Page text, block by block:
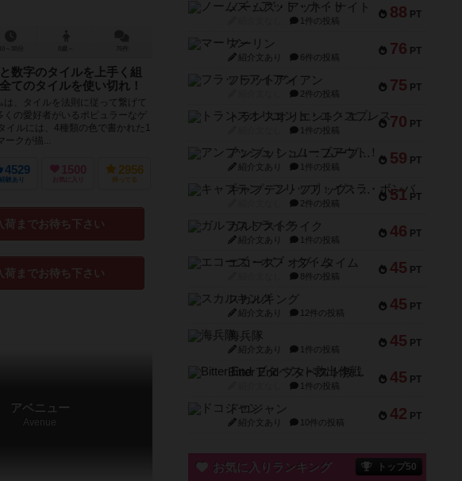
数字のタイルを上手く組
てのタイルを使い切れ！
は、タイルを法則に従って繋げて
くの愛好者がいるポピュラーなゲ
イルには、4種類の色で書かれた1
ークが描...
4529
経験あり
1500
お気に入り
2956
持ってる
荷までお待ち下さい
荷までお待ち下さい
アベニュー
Avenue
88 PT
ノームズ・アット・ナイト
1件の投稿
76 PT
マーリン
紹介文あり 6件の投稿
75 PT
フラットアイアン
2件の投稿
70 PT
トランスオリエント・エクスプレス
1件の投稿
59 PT
アンブッシュ！：ムーブアウト！
紹介文あり 1件の投稿
51 PT
キャプテン・フリップ：イスラ・ボンバ
2件の投稿
46 PT
ガルフストライク
紹介文あり 1件の投稿
45 PT
エコーズ・オブ・タイム
8件の投稿
45 PT
スカルキング
紹介文あり 12件の投稿
45 PT
海兵隊
紹介文あり 1件の投稿
45 PT
Bitter End ブタペスト救出作戦
1件の投稿
42 PT
ドコジャン
紹介文あり 10件の投稿
お気に入りランキング トップ50